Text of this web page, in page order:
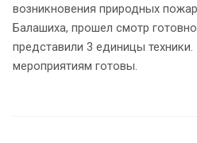
возникновения природных
Балашиха, прошел смотр
представили 3 единицы
мероприятиям готовы.